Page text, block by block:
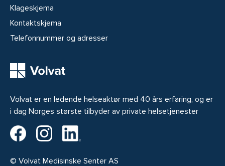
Volvat er en ledende helseaktør med 40 års erfaring, og er
i dag Norges største tilbyder av private helsetjenester
Volvat på Facebook
Volvat på Instagram
© Volvat Medisinske Senter AS
Klageskjema
Kontaktskjema
Telefonnummer og adresser